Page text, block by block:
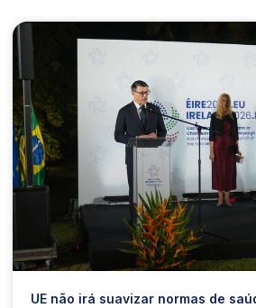
UE não irá suavizar normas de